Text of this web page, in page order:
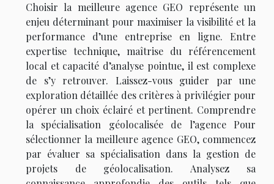
Choisir la meilleure agence GEO représente un
enjeu déterminant pour maximiser la visibilité et la
performance d’une entreprise en ligne. Entre
expertise technique, maîtrise du référencement
local et capacité d’analyse pointue, il est complexe
de s’y retrouver. Laissez-vous guider par une
exploration détaillée des critères à privilégier pour
opérer un choix éclairé et pertinent. Comprendre
la spécialisation géolocalisée de l’agence Pour
sélectionner la meilleure agence GEO, commencez
par évaluer sa spécialisation dans la gestion de
projets de géolocalisation. Analysez sa